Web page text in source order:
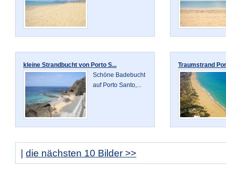
kleine Strandbucht von Porto S...
Schöne Badebucht
auf Porto Santo,...
Traumstrand
die nächsten 10 Bilder >>